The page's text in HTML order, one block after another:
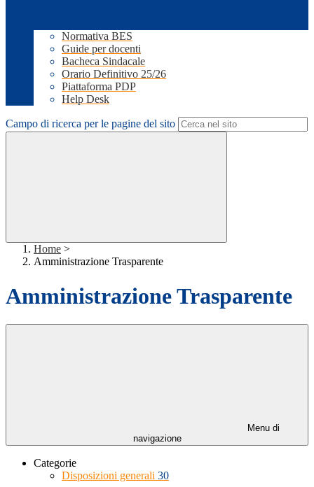
Normativa BES
Guide per docenti
Bacheca Sindacale
Orario Definitivo 25/26
Piattaforma PDP
Help Desk
Campo di ricerca per le pagine del sito
Home >
Amministrazione Trasparente
Amministrazione Trasparente
Menu di
navigazione
Categorie
Disposizioni generali 30